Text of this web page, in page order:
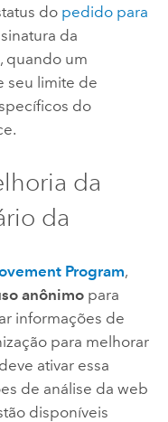
do pedido para
da
quando um
seu limite de
do
.
da
da
Program,
anônimopara
informações de
para melhorar
ativar essa
de análise da web
disponíveis